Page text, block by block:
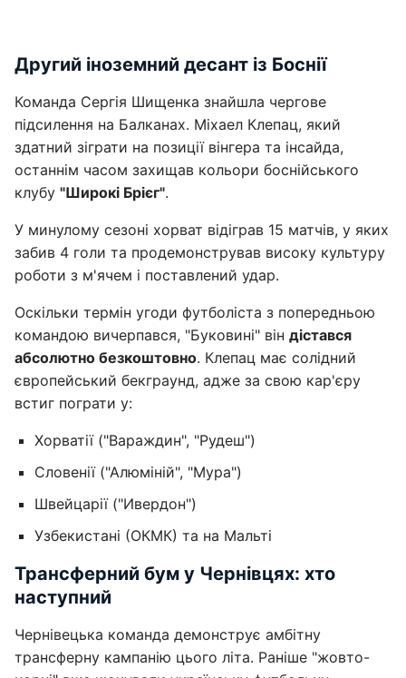
Другий іноземний десант із Боснії
Команда Сергія Шищенка знайшла чергове
підсилення на Балканах. Міхаел Клепац, який
здатний зіграти на позиції вінгера та інсайда,
останнім часом захищав кольори боснійського
клубу "Широкі Брієг".
У минулому сезоні хорват відіграв 15 матчів, у яких
забив 4 голи та продемонстрував високу культуру
роботи з м'ячем і поставлений удар.
Оскільки термін угоди футболіста з попередньою
командою вичерпався, "Буковині" він дістався
абсолютно безкоштовно. Клепац має солідний
європейський бекграунд, адже за свою кар'єру
встиг пограти у:
Хорватії ("Вараждин", "Рудеш")
Словенії ("Алюміній", "Мура")
Швейцарії ("Ивердон")
Узбекистані (ОКМК) та на Мальті
Трансферний бум у Чернівцях: хто
наступний
Чернівецька команда демонструє амбітну
трансферну кампанію цього літа. Раніше "жовто-